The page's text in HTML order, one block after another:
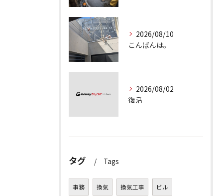
2026/08/10
こんばんは。
2026/08/02
復活
タグ Tags
事務 換気 換気工事 ビル